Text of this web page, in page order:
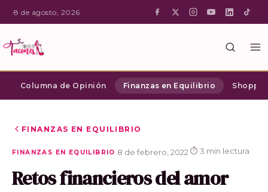
·8 de agosto, 2026
Columna de Opinión Finanzas en Equilibrio
FINANZAS EN EQUILIBRIO
FINANZAS EN EQUILIBRIO ·8 de febrero, 2022·⏱ 3 min lectura
Retos financieros del amor